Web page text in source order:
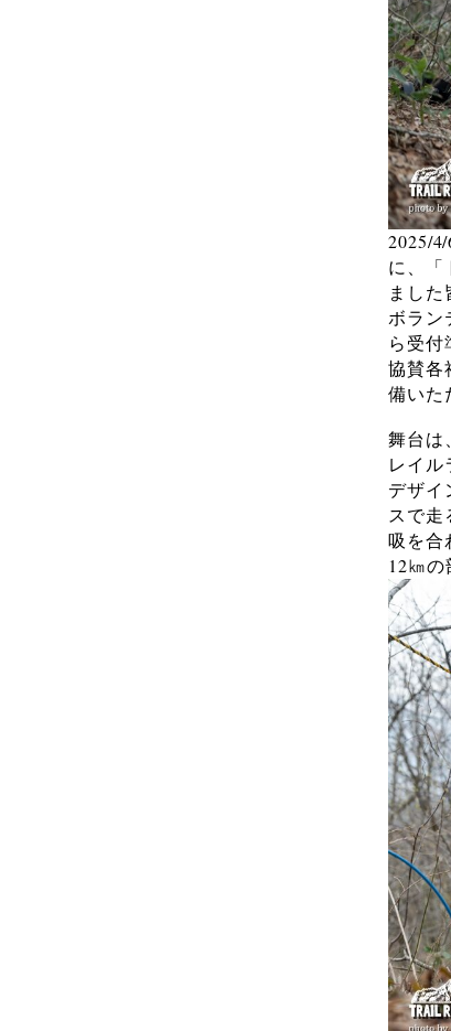
2025/
に、「
まし
ボラン
ら受付
協賛各
備いた
舞台は
レイル
デザイ
スで走
吸を合
12㎞